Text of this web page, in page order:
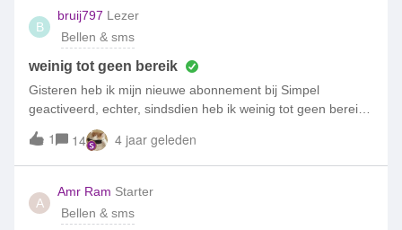
hvdm13
B
bruij797 Lezer
Bellen & sms
weinig tot geen bereik
Gisteren heb ik mijn nieuwe abonnement bij Simpel
geactiveerd, echter, sindsdien heb ik weinig tot geen bereik.
Als ik dan bel dan verdwijnt na 5 minuten de langzaam het
signaal en ben ik mijn contact kwijt. Ik snap dat het
voordelige abonnementen zijn, echter, je moet toch
minimaal kunnen bellen......... Volgens de site van Simpel
zou ik perfecte ontvangst moeten hebben, echter, in het echt
is dit niet zo. Kan iemand mij zeggen hoe het zit met dekking
1 14 4 jaar geleden
A
Amr Ram Starter
Bellen & sms